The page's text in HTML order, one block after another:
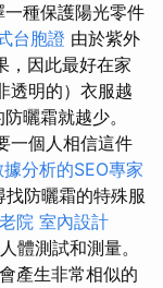
種保護陽光零件
台胞證 由於紫外
，因此最好在家
透明的）衣服越
曬霜就越少。
一個人相信這件
分析的SEO專家
找防曬霜的特殊服
院 室內設計
體測試和測量。
產生非常相似的